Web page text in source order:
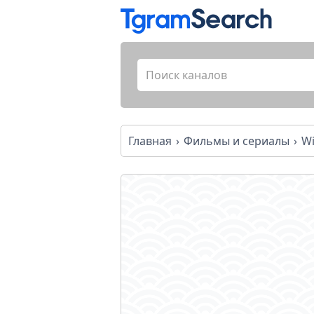
Главная Фильмы и сериалы